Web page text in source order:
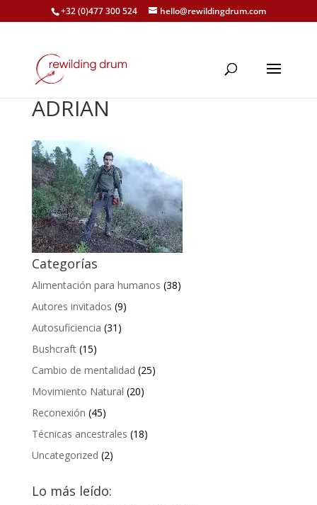
+32 (0)477 300 524 hello@rewildingdrum.com
ADRIAN
Categorías
Alimentación para humanos (38)
Autores invitados (9)
Autosuficiencia (31)
Bushcraft(15)
Cambio de mentalidad (25)
Movimiento Natural (20)
Reconexión (45)
Técnicas ancestrales (18)
Uncategorized (2)
Lo más leído: